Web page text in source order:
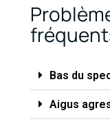
Bas du
Aigus